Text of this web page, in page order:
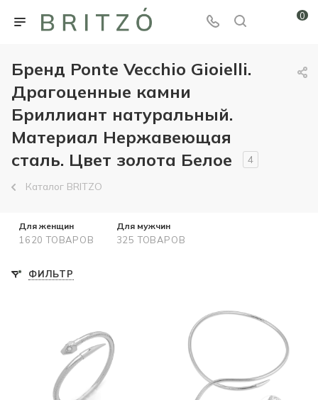
0
Бренд Ponte Vecchio Gioielli.
Драгоценные камни
Бриллиант натуральный.
Материал Нержавеющая
сталь. Цвет золота Белое
4
Каталог BRITZO
Для женщин
1620 ТОВАРОВ
Для мужчин
325 ТОВАРОВ
ФИЛЬТР